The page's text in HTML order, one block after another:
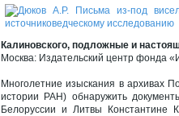
Калиновского, подложные и
Москва: Издательский центр фонда
Многолетние изыскания в архивах
истории РАН) обнаружить
Белоруссии и Литвы Константине